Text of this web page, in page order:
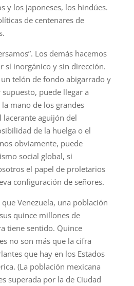
y los japoneses, los hindúes.
de centenares de
Los demás hacemos
sí inorgánico y sin dirección.
telón de fondo abigarrado y
puede llegar a
mano de los grandes
aguijón del
de la huelga o el
obviamente, puede
social global, si
el papel de proletarios
configuración de señores.
Venezuela, una población
quince millones de
tiene sentido. Quince
no son más que la cifra
que hay en los Estados
(La población mexicana
superada por la de Ciudad